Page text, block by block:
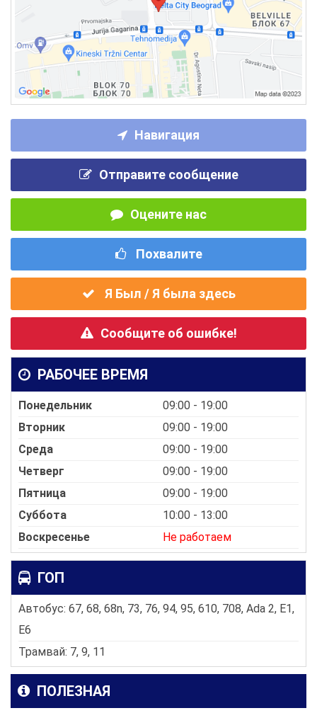
Навигация
Отправите сообщение
Оцените нас
Похвалите
Я Был / Я была здесь
Сообщите об ошибке!
РАБОЧЕЕ ВРЕМЯ
Понедельник
09:00 - 19:00
Вторник
09:00 - 19:00
Среда
09:00 - 19:00
Четверг
09:00 - 19:00
Пятница
09:00 - 19:00
Суббота
10:00 - 13:00
Воскресенье
Не работаем
ГОП
Автобус: 67, 68, 68n, 73, 76, 94, 95, 610, 708, Ada 2, E1,
E6
Трамвай: 7, 9, 11
ПОЛЕЗНАЯ